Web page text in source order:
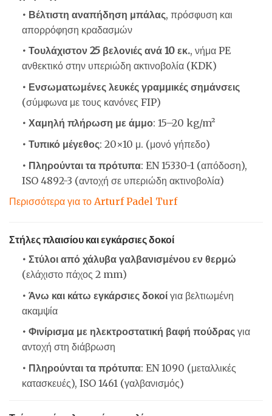
• Βέλτιστη αναπήδηση μπάλας, πρόσφυση και
απορρόφηση κραδασμών
• Τουλάχιστον 25 βελονιές ανά 10 εκ., νήμα PE
ανθεκτικό στην υπεριώδη ακτινοβολία (KDK)
• Ενσωματωμένες λευκές γραμμικές σημάνσεις
(σύμφωνα με τους κανόνες FIP)
• Χαμηλή πλήρωση με άμμο: 15–20 kg/m²
• Τυπικό μέγεθος: 20×10 μ. (μονό γήπεδο)
• Πληρούνται τα πρότυπα: EN 15330-1 (απόδοση),
ISO 4892-3 (αντοχή σε υπεριώδη ακτινοβολία)
Περισσότερα για το Arturf Padel Turf
Στήλες πλαισίου και εγκάρσιες δοκοί
• Στύλοι από χάλυβα γαλβανισμένου εν θερμώ
(ελάχιστο πάχος 2 mm)
• Άνω και κάτω εγκάρσιες δοκοίγια βελτιωμένη
ακαμψία
• Φινίρισμα με ηλεκτροστατική βαφή πούδραςγια
αντοχή στη διάβρωση
• Πληρούνται τα πρότυπα: EN 1090 (μεταλλικές
κατασκευές), ISO 1461 (γαλβανισμός)